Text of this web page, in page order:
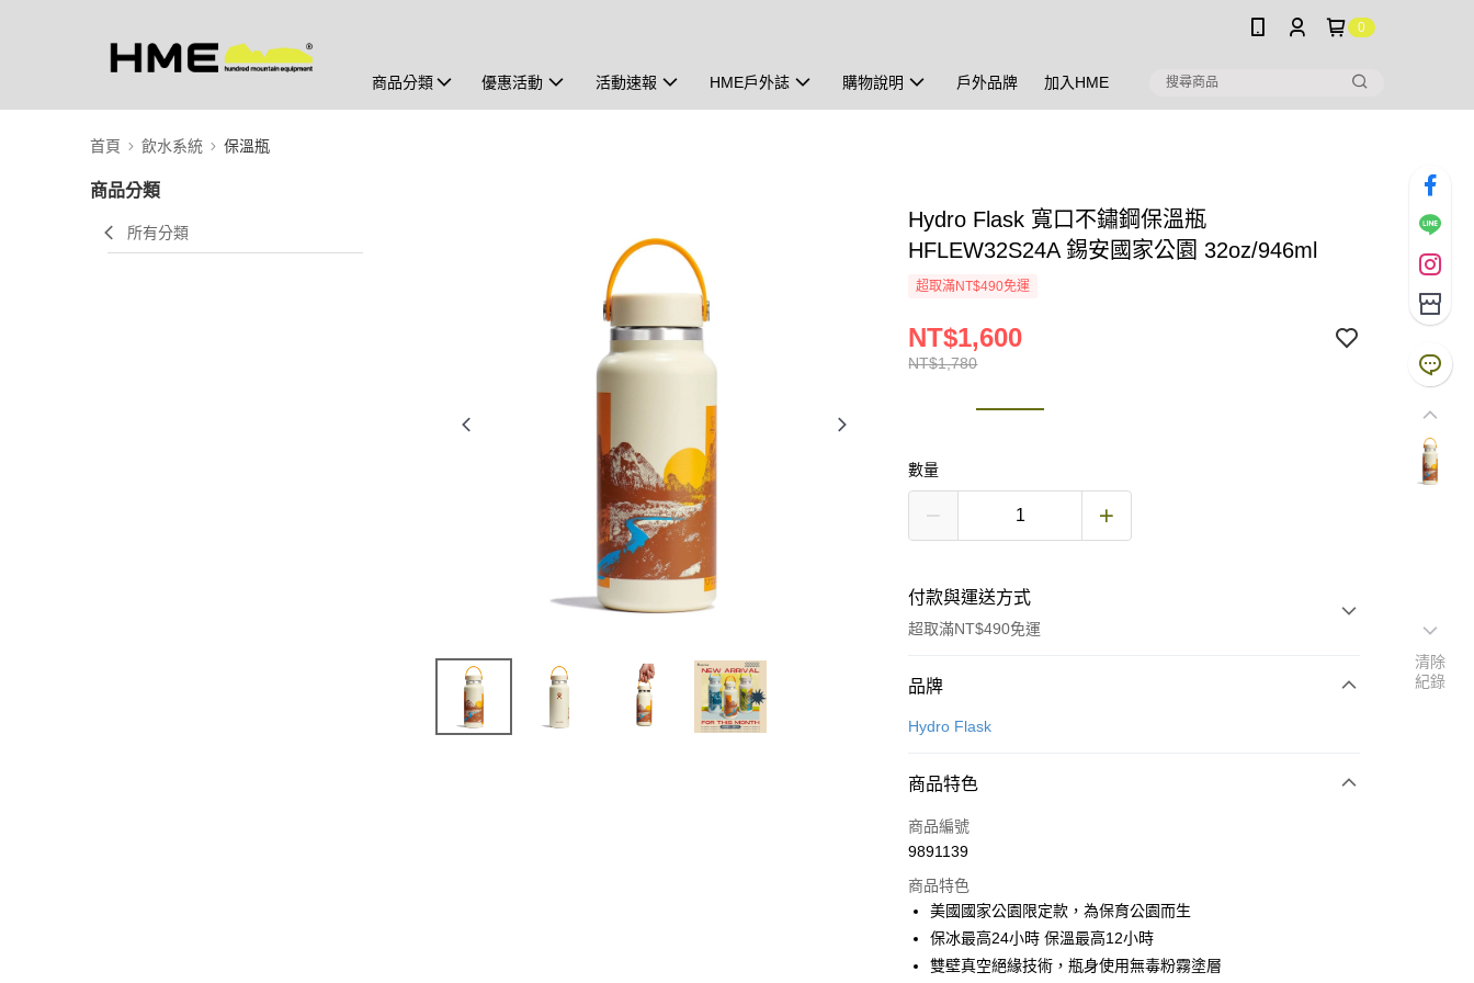
0
商品分類 優惠活動 活動速報 HME戶外誌 購物說明 戶外品牌 加入HME
首頁 飲水系統 保溫瓶
商品分類
所有分類
Hydro Flask 寬口不鏽鋼保溫瓶
HFLEW32S24A 錫安國家公園 32oz/946ml
超取滿NT$490免運
NT$1,780
NT$1,600
數量
付款與運送方式
超取滿NT$490免運
付款方式
信用卡一次付款
合作金庫商業銀行
華南商業銀行
上海商業儲蓄銀行
國泰世華商業銀行
兆豐國際商業銀行
臺灣中小企業銀行
聯邦商業銀行
遠東國際商業銀行
超商取貨付款
LINE Pay
Apple Pay
ATM付款
品牌
Hydro Flask
商品特色
商品編號
9891139
商品特色
美國國家公園限定款，為保育公園而生
保冰最高24小時 保溫最高12小時
雙壁真空絕緣技術，瓶身使用無毒粉霧塗層
清除
紀錄